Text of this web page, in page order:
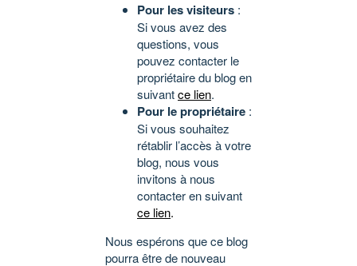
Pour les visiteurs :
Si vous avez des
questions, vous
pouvez contacter le
propriétaire du blog en
suivantce lien.
Pour le propriétaire :
Si vous souhaitez
rétablir l’accès à votre
blog, nous vous
invitons à nous
contacter en suivant
ce lien.
Nous espérons que ce blog
pourra être de nouveau